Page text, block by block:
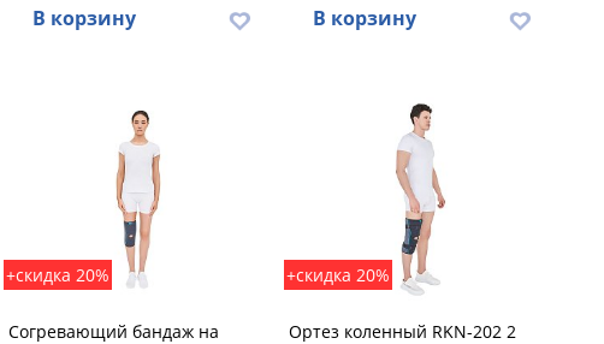
В корзину В корзину
+скидка 20%
Согревающий бандаж на
+скидка 20%
Ортез коленный RKN-202 2